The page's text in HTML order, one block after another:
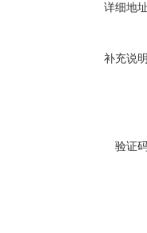
详细地址
补充说明
验证